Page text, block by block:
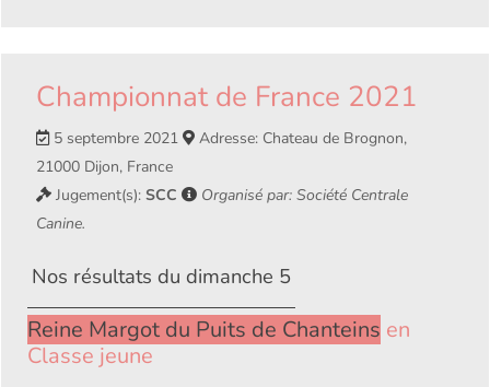
Championnat de France 2021
5 septembre 2021
Adresse: Chateau de Brognon,
21000 Dijon, France
Jugement(s): SCC
Organisé par: Société Centrale
Canine.
Nos résultats du dimanche 5
Reine Margot du Puits de Chanteins en
Classe jeune